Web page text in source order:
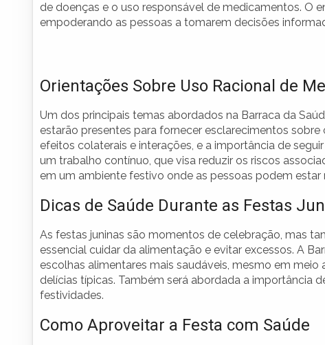
de doenças e o uso responsável de medicamentos. O
empoderando as pessoas a tomarem decisões
Orientações Sobre Uso Racional de
Um dos principais temas abordados na Barraca da
estarão presentes para fornecer esclarecimentos
efeitos colaterais e interações, e a importância de
um trabalho contínuo, que visa reduzir os riscos
em um ambiente festivo onde as pessoas podem
Dicas de Saúde Durante as Festas
As festas juninas são momentos de celebração, mas
essencial cuidar da alimentação e evitar excessos. A
escolhas alimentares mais saudáveis, mesmo em
delícias típicas. Também será abordada a importância
festividades.
Como Aproveitar a Festa com Saúde